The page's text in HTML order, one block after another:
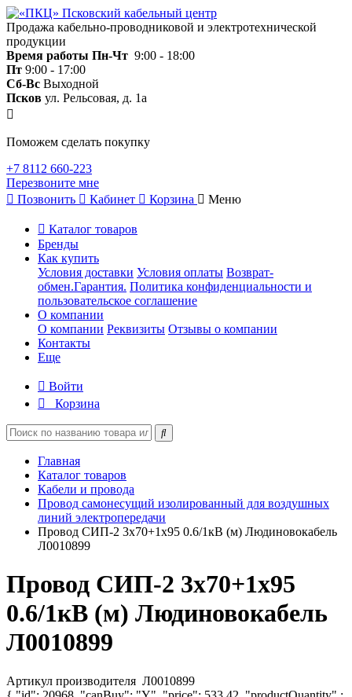
Продажа кабельно-проводниковой и электротехнической
продукции
Время работы Пн-Чт 9:00 - 18:00
Пт 9:00 - 17:00
Сб-Вс Выходной
Псков ул. Рельсовая, д. 1а
Поможем сделать покупку
+7 8112 660-223
Перезвоните мне
Позвонить
Кабинет Корзина Меню
Каталог товаров
Бренды
Как купить
Условия доставки Условия оплаты Возврат-
обмен.Гарантия. Политика конфиденциальности и
пользовательское соглашение
О компании
О компании Реквизиты Отзывы о компании
Контакты
Еще
Войти
Корзина
Главная
Каталог товаров
Кабели и провода
Провод самонесущий изолированный для воздушных
линий электропередачи
Провод СИП-2 3х70+1х95 0.6/1кВ (м) Людиновокабель
Л0010899
Провод СИП-2 3х70+1х95
0.6/1кВ (м) Людиновокабель
Л0010899
Артикул производителя Л0010899